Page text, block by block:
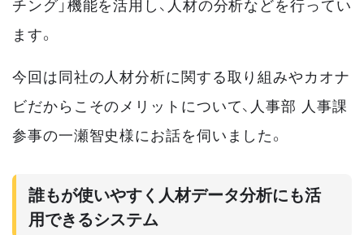
ます。
今回は同社の人材分析に関する取り組みやカオナ
ビだからこそのメリットについて、人事部 人事課
参事の一瀬智史様にお話を伺いました。
誰もが使いやすく人材データ分析にも活
用できるシステム